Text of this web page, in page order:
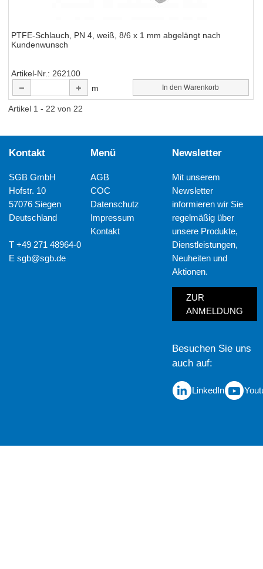
PTFE-Schlauch, PN 4, weiß, 8/6 x 1 mm abgelängt nach
Kundenwunsch
Artikel-Nr.
262100
m
In den Warenkorb
Artikel 1 - 22 von 22
Kontakt
SGB GmbH
Hofstr. 10
57076 Siegen
Deutschland
T +49 271 48964-0
Esgb@sgb.de
Menü
AGB
COC
Datenschutz
Impressum
Kontakt
Newsletter
Mit unserem
Newsletter
informieren wir Sie
regelmäßig über
unsere Produkte,
Dienstleistungen,
Neuheiten und
Aktionen.
ZUR
ANMELDUNG
Besuchen Sie uns
auch auf
LinkedIn